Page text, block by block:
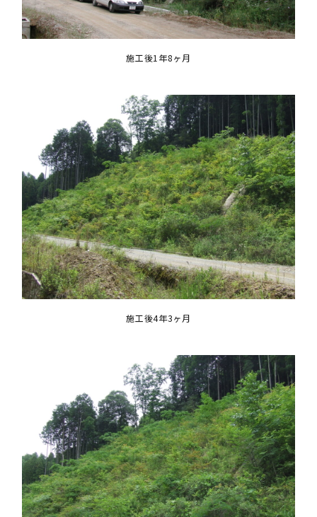
施工後1年8ヶ月
施工後4年3ヶ月